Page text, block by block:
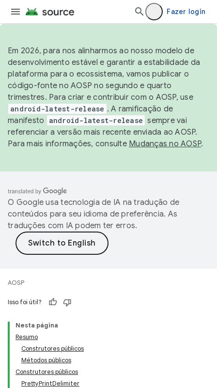
Fazer login
Em 2026, para nos alinharmos ao nosso modelo de
desenvolvimento estável e garantir a estabilidade da
plataforma para o ecossistema, vamos publicar o
código-fonte no AOSP no segundo e quarto
trimestres. Para criar e contribuir com o AOSP, use
android-latest-release . A ramificação de
manifesto
android-latest-release sempre vai
referenciar a versão mais recente enviada ao AOSP.
Para mais informações, consulte Mudanças no AOSP.
O Google usa tecnologia de IA na tradução de
conteúdos para seu idioma de preferência. As
traduções com IA podem ter erros.
AOSP
Isso foi útil?
Nesta página
Resumo
Construtores públicos
Métodos públicos
Construtores públicos
PrettyPrintDelimiter